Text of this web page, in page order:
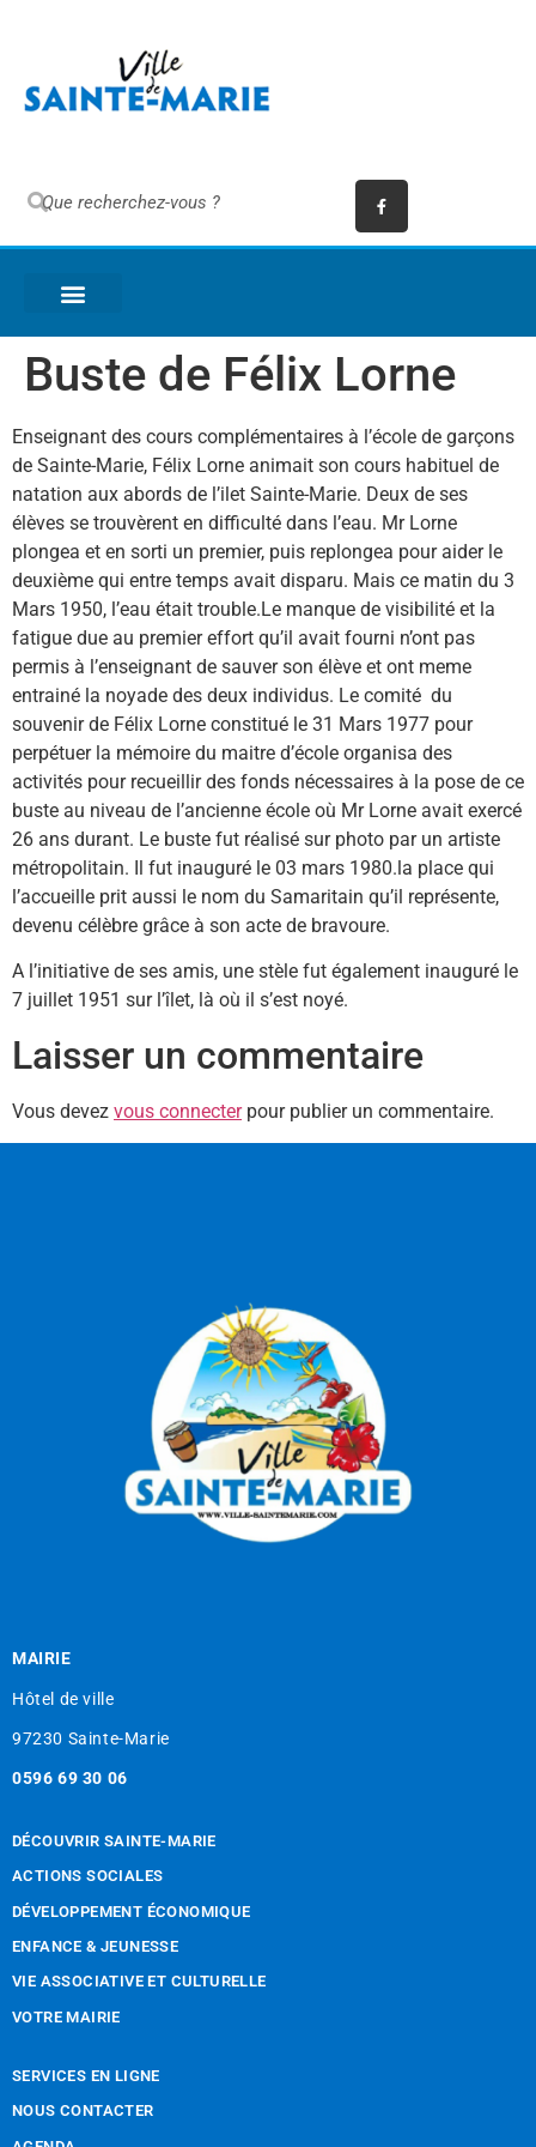
Buste de Félix Lorne
Enseignant des cours complémentaires à l’école de garçons
de Sainte-Marie, Félix Lorne animait son cours habituel de
natation aux abords de l’ilet Sainte-Marie. Deux de ses
élèves se trouvèrent en difficulté dans l’eau. Mr Lorne
plongea et en sorti un premier, puis replongea pour aider le
deuxième qui entre temps avait disparu. Mais ce matin du 3
Mars 1950, l’eau était trouble.Le manque de visibilité et la
fatigue due au premier effort qu’il avait fourni n’ont pas
permis à l’enseignant de sauver son élève et ont meme
entrainé la noyade des deux individus. Le comité du
souvenir de Félix Lorne constitué le 31 Mars 1977 pour
perpétuer la mémoire du maitre d’école organisa des
activités pour recueillir des fonds nécessaires à la pose de ce
buste au niveau de l’ancienne école où Mr Lorne avait exercé
26 ans durant. Le buste fut réalisé sur photo par un artiste
métropolitain. Il fut inauguré le 03 mars 1980.la place qui
l’accueille prit aussi le nom du Samaritain qu’il représente,
devenu célèbre grâce à son acte de bravoure.
A l’initiative de ses amis, une stèle fut également inauguré le
7 juillet 1951 sur l’îlet, là où il s’est noyé.
Laisser un commentaire
Vous devez vous connecterpour publier un commentaire.
MAIRIE
Hôtel de ville
97230 Sainte-Marie
0596 69 30 06
DÉCOUVRIR SAINTE-MARIE
ACTIONS SOCIALES
DÉVELOPPEMENT ÉCONOMIQUE
ENFANCE & JEUNESSE
VIE ASSOCIATIVE ET CULTURELLE
VOTRE MAIRIE
SERVICES EN LIGNE
NOUS CONTACTER